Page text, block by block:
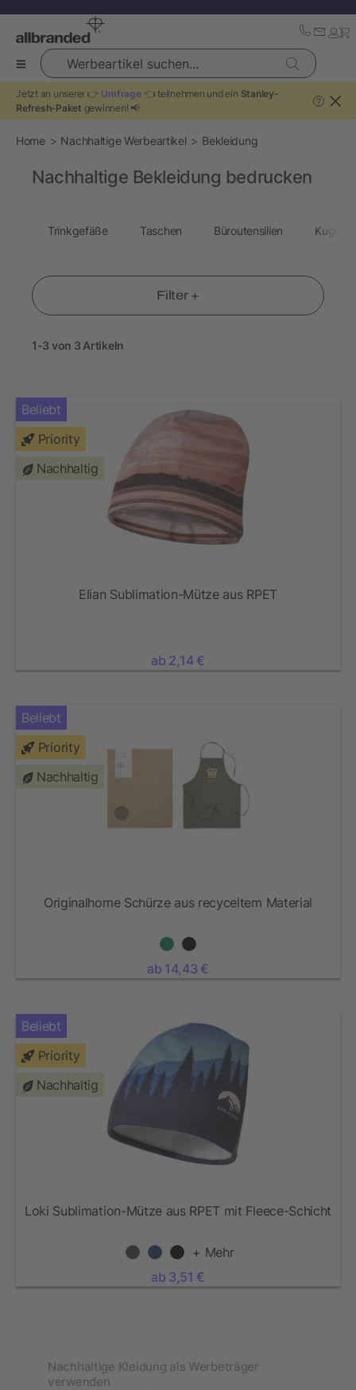
Werbeartikel suchen...
Jetzt an unserer 👉 Umfrage👈 teilnehmen und ein Stanley-
Refresh-Paket gewinnen! 📢
?
Home Nachhaltige Werbeartikel Bekleidung
Filter +
1-3 von 3 Artikeln
Beliebt
Priority
Nachhaltig
Elian Sublimation-Mütze aus RPET
ab 2,14 €
Beliebt
Priority
Nachhaltig
Originalhome Schürze aus recyceltem Material
ab 14,43 €
Beliebt
Priority
Nachhaltig
Loki Sublimation-Mütze aus RPET mit Fleece-Schicht
+ Mehr
ab 3,51 €
Nachhaltige Kleidung als Werbeträger
verwenden
Nachhaltige Bekleidung bedrucken
Trinkgefäße Taschen Büroutensilien